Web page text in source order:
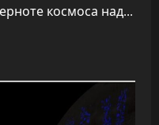
космоса над...